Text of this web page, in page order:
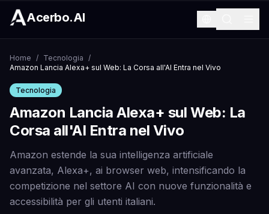
Acerbo.AI
Home / Tecnologia /
Amazon Lancia Alexa+ sul Web: La Corsa all'AI Entra nel Vivo
Tecnologia
Amazon Lancia Alexa+ sul Web: La
Corsa all'AI Entra nel Vivo
Amazon estende la sua intelligenza artificiale
avanzata, Alexa+, ai browser web, intensificando la
competizione nel settore AI con nuove funzionalità e
accessibilità per gli utenti italiani.